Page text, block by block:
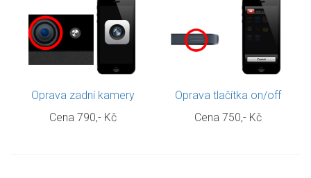
Oprava zadní kamery
Cena 790,- Kč
Oprava tlačítka on/off
Cena 750,- Kč